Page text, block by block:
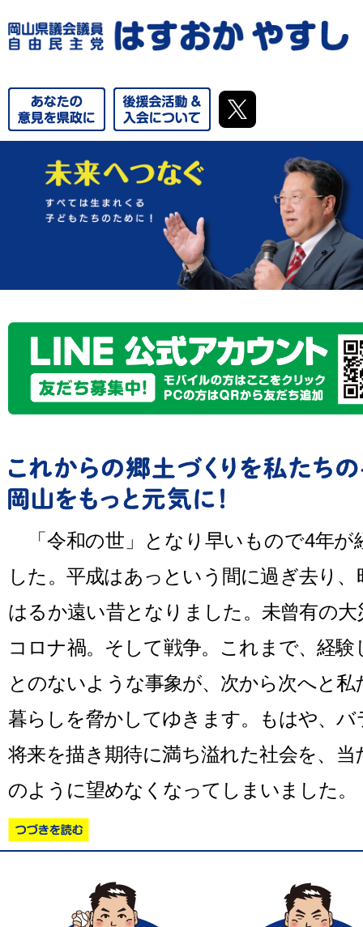
気に！！
「令和の世」となり早いもので4年が
した。平成はあっという間に過ぎ去り、
はるか遠い昔となりました。未曾有の大
コロナ禍。そして戦争。これまで、経験
とのないような事象が、次から次へと私
暮らしを脅かしてゆきます。もはや、バ
将来を描き期待に満ち溢れた社会を、当
のように望めなくなってしまいました。